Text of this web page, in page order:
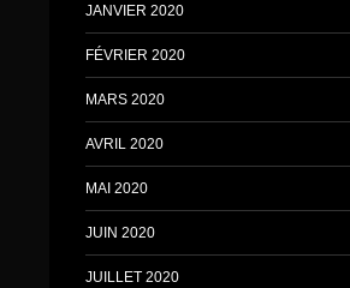
JANVIER 2020
FÉVRIER 2020
MARS 2020
AVRIL 2020
MAI 2020
JUIN 2020
JUILLET 2020